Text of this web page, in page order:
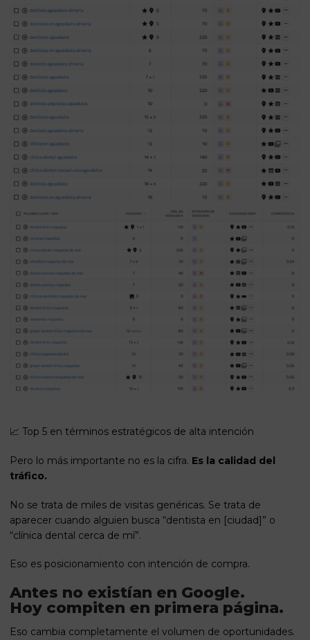
📈 Top 5 en términos estratégicos de alta intención
Pero lo más importante no es la cifra. Es la calidad del
tráfico.
No se trata de miles de visitas genéricas. Se trata de
aparecer cuando alguien busca “dentista en [ciudad]” o
“clínica dental cerca de mí”.
Eso es posicionamiento con intención de compra.
Antes no existían en Google.
Hoy compiten en primera página.
Eso cambia completamente el volumen de oportunidades.